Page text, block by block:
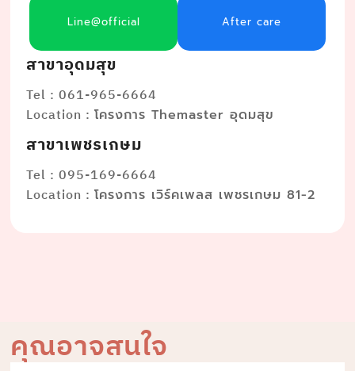
Line@official After care
สาขาอุดมสุข
Tel : 061-965-6664
Location :โครงการ Themaster อุดมสุข
สาขาเพชรเกษม
Tel : 095-169-6664
Location :โครงการ เวิร์คเพลส เพชรเกษม 81-2
คุณอาจสนใจ